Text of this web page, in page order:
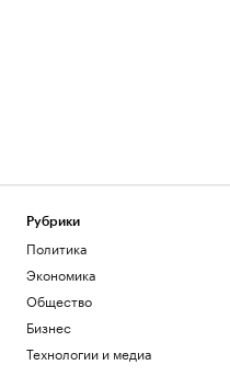
Рубрики
Политика
Экономика
Общество
Бизнес
Технологии и медиа